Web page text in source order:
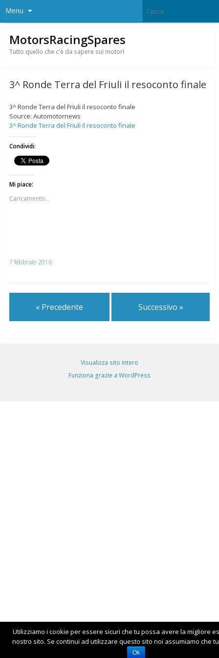
Menu
MotorsRacingSpares
Tutto quello che c'è da sapere sui motori
3^ Ronde Terra del Friuli il resoconto finale
3^ Ronde Terra del Friuli il resoconto finale
Source: Automotornews
3^ Ronde Terra del Friuli il resoconto finale
Condividi:
Mi piace:
Caricamento...
7 febbraio 2016
« Precedente Successivo »
Visualizza sito intero
Funziona grazie a WordPress
Utilizziamo i cookie per essere sicuri che tu possa avere la migliore
nostro sito. Se continui ad utilizzare questo sito noi assumiamo che
Ok